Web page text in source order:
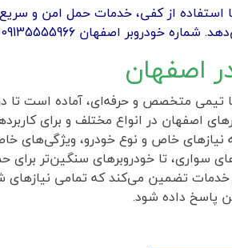
استفاده از کفی‌، خدمات حمل امن و
خودروبر اصفهان 09135555966 است.
اصفهان
تیمی متخصص و حرفه‌ای، آماده است تا
اصفهان در انواع مختلف و برای
نیازهای خاص و نوع خودرو، ویژگی‌های
سواری، تا خودروبرهای سنگین‌تر برای
تضمین می‌کند که تمامی نیازهای
پاسخ داده شود.